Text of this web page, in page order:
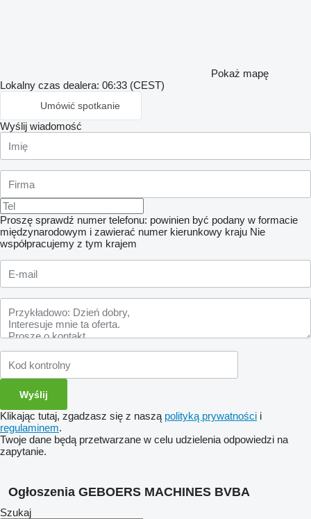
Pokaż mapę
Lokalny czas dealera: 06:33 (CEST)
Umówić spotkanie
Wyślij wiadomość
Proszę sprawdź numer telefonu: powinien być podany w formacie
międzynarodowym i zawierać numer kierunkowy kraju Nie
współpracujemy z tym krajem
Klikając tutaj, zgadzasz się z naszą polityką prywatności i
regulaminem.
Twoje dane będą przetwarzane w celu udzielenia odpowiedzi na
zapytanie.
Ogłoszenia GEBOERS MACHINES BVBA
Szukaj